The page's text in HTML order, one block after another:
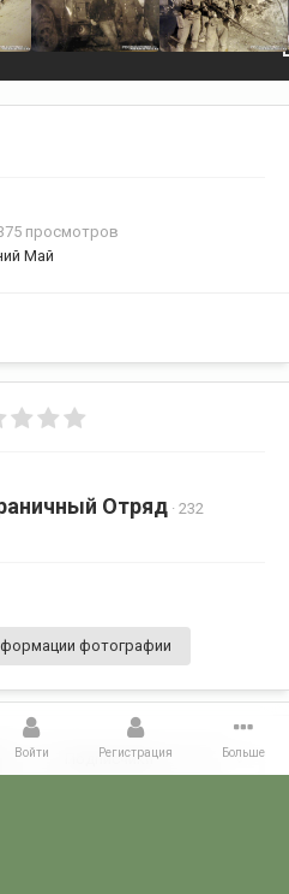
просмотров
Май
Отряд · 232
фотографии
Подписчики 0
Войти Регистрация Больше